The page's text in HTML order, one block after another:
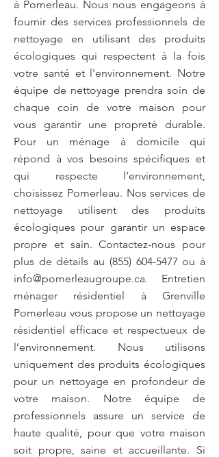
à Pomerleau. Nous nous engageons à
fournir des services professionnels de
nettoyage en utilisant des produits
écologiques qui respectent à la fois
votre santé et l'environnement. Notre
équipe de nettoyage prendra soin de
chaque coin de votre maison pour
vous garantir une propreté durable.
Pour un ménage à domicile qui
répond à vos besoins spécifiques et
qui respecte l’environnement,
choisissez Pomerleau. Nos services de
nettoyage utilisent des produits
écologiques pour garantir un espace
propre et sain. Contactez-nous pour
plus de détails au (855) 604-5477 ou à
info@pomerleaugroupe.ca. Entretien
ménager résidentiel à Grenville
Pomerleau vous propose un nettoyage
résidentiel efficace et respectueux de
l’environnement. Nous utilisons
uniquement des produits écologiques
pour un nettoyage en profondeur de
votre maison. Notre équipe de
professionnels assure un service de
haute qualité, pour que votre maison
soit propre, saine et accueillante. Si